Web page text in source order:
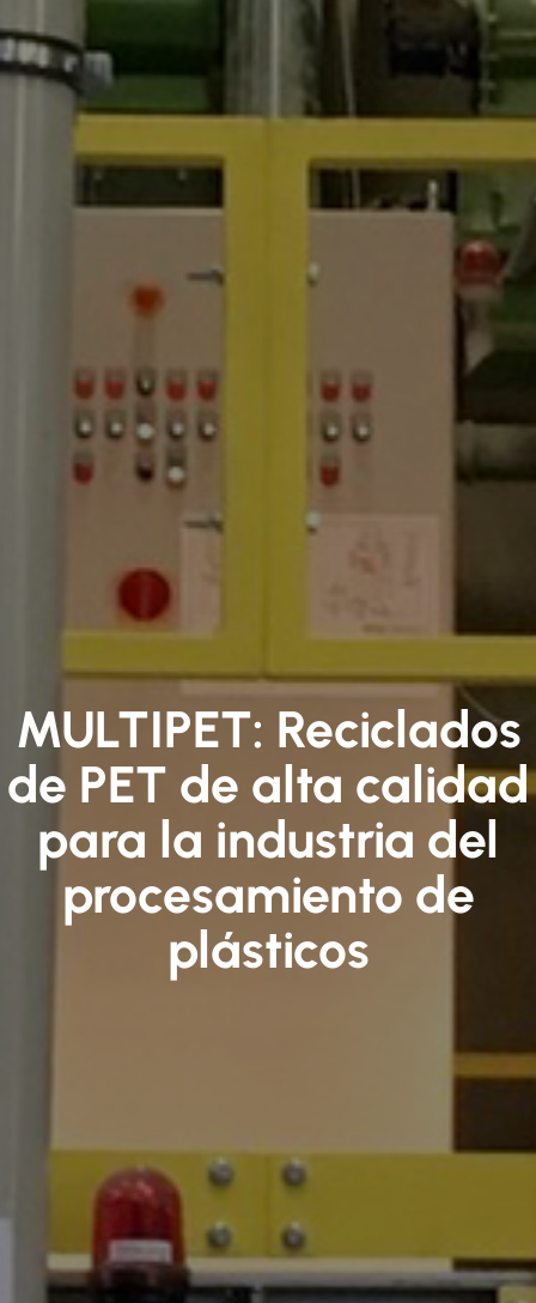
MULTIPET: Reciclados
de PET de alta calidad
para la industria del
procesamiento de
plásticos